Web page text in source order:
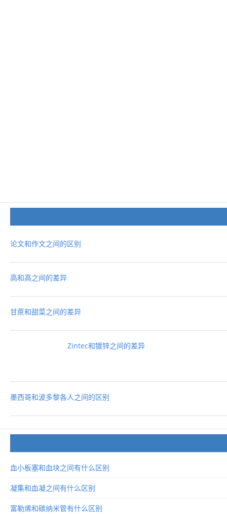
论文和作文之间的区别
高和高之间的差异
甘蔗和甜菜之间的差异
Zintec和镀锌之间的差异
墨西哥和波多黎各人之间的区别
血小板塞和血块之间有什么区别
凝集和血凝之间有什么区别
富勒烯和碳纳米管有什么区别